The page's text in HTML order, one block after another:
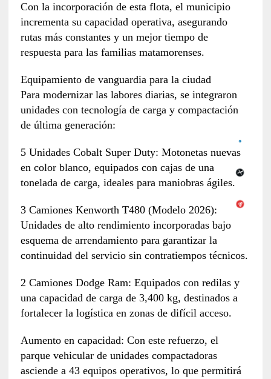
Con la incorporación de esta flota, el municipio
incrementa su capacidad operativa, asegurando
rutas más constantes y un mejor tiempo de
respuesta para las familias matamorenses.
Equipamiento de vanguardia para la ciudad
Para modernizar las labores diarias, se integraron
unidades con tecnología de carga y compactación
de última generación:
5 Unidades Cobalt Super Duty: Motonetas nuevas
en color blanco, equipados con cajas de una
tonelada de carga, ideales para maniobras ágiles.
3 Camiones Kenworth T480 (Modelo 2026):
Unidades de alto rendimiento incorporadas bajo
esquema de arrendamiento para garantizar la
continuidad del servicio sin contratiempos técnicos.
2 Camiones Dodge Ram: Equipados con redilas y
una capacidad de carga de 3,400 kg, destinados a
fortalecer la logística en zonas de difícil acceso.
Aumento en capacidad: Con este refuerzo, el
parque vehicular de unidades compactadoras
asciende a 43 equipos operativos, lo que permitirá